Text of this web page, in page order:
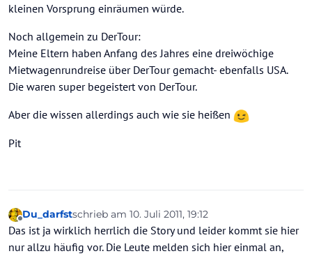
kleinen Vorsprung einräumen würde.
Noch allgemein zu DerTour:
Meine Eltern haben Anfang des Jahres eine dreiwöchige
Mietwagenrundreise über DerTour gemacht- ebenfalls USA.
Die waren super begeistert von DerTour.
Aber die wissen allerdings auch wie sie heißen
Pit
Offline
Du_darfstschrieb am 10. Juli 2011, 19:12
zuletzt editiert von
Das ist ja wirklich herrlich die Story und leider kommt sie hier
nur allzu häufig vor. Die Leute melden sich hier einmal an,